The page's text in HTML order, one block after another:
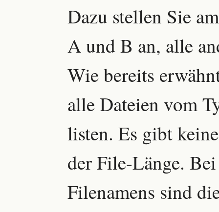
Dazu stellen Sie
A und B an, alle
Wie bereits
alle Dateien vom
listen. Es gibt
der File-Länge.
Filenamens sind